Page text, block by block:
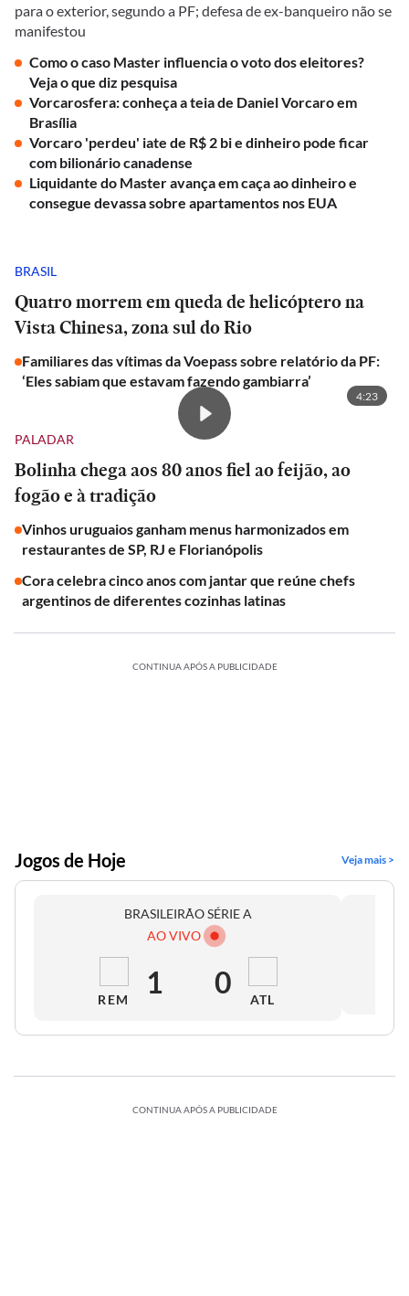
para o exterior, segundo a PF; defesa de ex-banqueiro não se
manifestou
Como o caso Master influencia o voto dos eleitores?
Veja o que diz pesquisa
Vorcarosfera: conheça a teia de Daniel Vorcaro em
Brasília
Vorcaro 'perdeu' iate de R$ 2 bi e dinheiro pode ficar
com bilionário canadense
Liquidante do Master avança em caça ao dinheiro e
consegue devassa sobre apartamentos nos EUA
BRASIL
Quatro morrem em queda de helicóptero na
Vista Chinesa, zona sul do Rio
Familiares das vítimas da Voepass sobre relatório da PF:
‘Eles sabiam que estavam fazendo gambiarra’
4:23
PALADAR
Bolinha chega aos 80 anos fiel ao feijão, ao
fogão e à tradição
Vinhos uruguaios ganham menus harmonizados em
restaurantes de SP, RJ e Florianópolis
Cora celebra cinco anos com jantar que reúne chefs
argentinos de diferentes cozinhas latinas
CONTINUA APÓS A PUBLICIDADE
Jogos de Hoje Veja mais >
BRASILEIRÃO SÉRIE A
AO VIVO
REM 1 0 ATL
CONTINUA APÓS A PUBLICIDADE